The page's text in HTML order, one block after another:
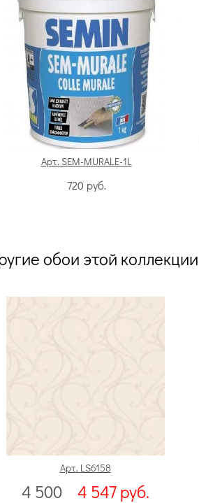
Арт. SEM-MURALE-1L
720 руб.
обои этой коллекции
Арт. LS6158
4 500 4 547руб.